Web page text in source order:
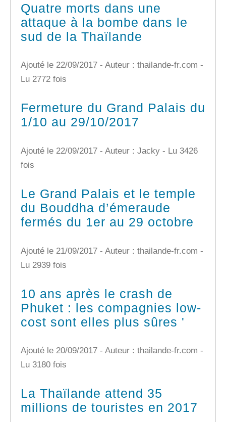
Quatre morts dans une
attaque à la bombe dans le
sud de la Thaïlande
Ajouté le 22/09/2017 - Auteur : thailande-fr.com -
Lu 2772 fois
Fermeture du Grand Palais du
1/10 au 29/10/2017
Ajouté le 22/09/2017 - Auteur : Jacky - Lu 3426
fois
Le Grand Palais et le temple
du Bouddha d’émeraude
fermés du 1er au 29 octobre
Ajouté le 21/09/2017 - Auteur : thailande-fr.com -
Lu 2939 fois
10 ans après le crash de
Phuket : les compagnies low-
cost sont elles plus sûres '
Ajouté le 20/09/2017 - Auteur : thailande-fr.com -
Lu 3180 fois
La Thaïlande attend 35
millions de touristes en 2017